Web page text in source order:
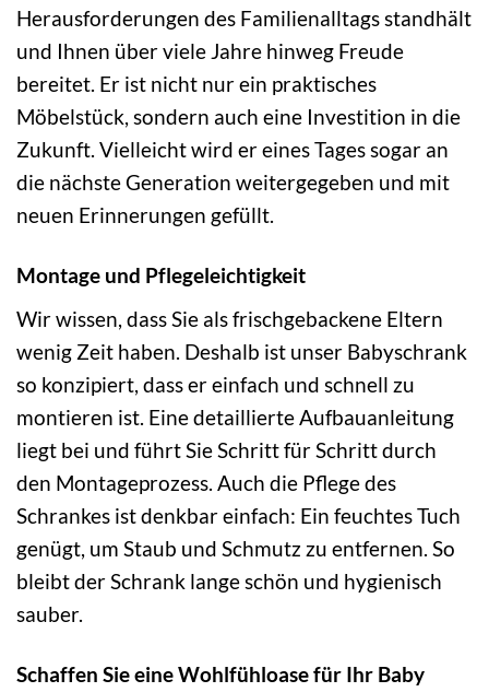
Herausforderungen des Familienalltags standhält
und Ihnen über viele Jahre hinweg Freude
bereitet. Er ist nicht nur ein praktisches
Möbelstück, sondern auch eine Investition in die
Zukunft. Vielleicht wird er eines Tages sogar an
die nächste Generation weitergegeben und mit
neuen Erinnerungen gefüllt.
Montage und Pflegeleichtigkeit
Wir wissen, dass Sie als frischgebackene Eltern
wenig Zeit haben. Deshalb ist unser Babyschrank
so konzipiert, dass er einfach und schnell zu
montieren ist. Eine detaillierte Aufbauanleitung
liegt bei und führt Sie Schritt für Schritt durch
den Montageprozess. Auch die Pflege des
Schrankes ist denkbar einfach: Ein feuchtes Tuch
genügt, um Staub und Schmutz zu entfernen. So
bleibt der Schrank lange schön und hygienisch
sauber.
Schaffen Sie eine Wohlfühloase für Ihr Baby